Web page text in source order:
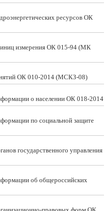
ресурсов ОК
измерения ОК 015-94 (МК
ОК 010-2014 (МСКЗ-08)
о населении ОК 018-2014
по социальной защите
государственного управления
об общероссийских